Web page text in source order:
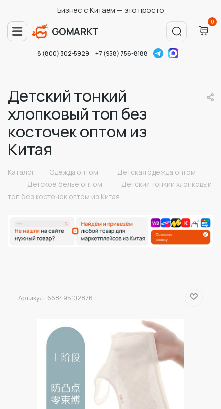
Бизнес с Китаем — это просто
0
8 (800) 302-5929 +7 (958) 756-8188
Детский тонкий
хлопковый топ без
косточек оптом из
Китая
Каталог — Одежда оптом —
Детская одежда оптом
—
Детское белье оптом —
Детский тонкий хлопковый
топ без косточек оптом из Китая
Артикул: 668495102876